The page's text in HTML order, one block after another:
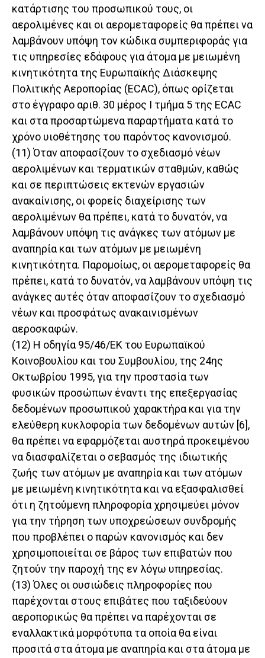
κατάρτισης του προσωπικού τους, οι
αερολιμένες και οι αερομεταφορείς θα πρέπει να
λαμβάνουν υπόψη τον κώδικα συμπεριφοράς για
τις υπηρεσίες εδάφους για άτομα με μειωμένη
κινητικότητα της Ευρωπαϊκής Διάσκεψης
Πολιτικής Αεροπορίας (ECAC), όπως ορίζεται
στο έγγραφο αριθ. 30 μέρος I τμήμα 5 της ECAC
και στα προσαρτώμενα παραρτήματα κατά το
χρόνο υιοθέτησης του παρόντος κανονισμού.
(11) Όταν αποφασίζουν το σχεδιασμό νέων
αερολιμένων και τερματικών σταθμών, καθώς
και σε περιπτώσεις εκτενών εργασιών
ανακαίνισης, οι φορείς διαχείρισης των
αερολιμένων θα πρέπει, κατά το δυνατόν, να
λαμβάνουν υπόψη τις ανάγκες των ατόμων με
αναπηρία και των ατόμων με μειωμένη
κινητικότητα. Παρομοίως, οι αερομεταφορείς θα
πρέπει, κατά το δυνατόν, να λαμβάνουν υπόψη τις
ανάγκες αυτές όταν αποφασίζουν το σχεδιασμό
νέων και προσφάτως ανακαινισμένων
αεροσκαφών.
(12) Η οδηγία 95/46/ΕΚ του Ευρωπαϊκού
Κοινοβουλίου και του Συμβουλίου, της 24ης
Οκτωβρίου 1995, για την προστασία των
φυσικών προσώπων έναντι της επεξεργασίας
δεδομένων προσωπικού χαρακτήρα και για την
ελεύθερη κυκλοφορία των δεδομένων αυτών [6],
θα πρέπει να εφαρμόζεται αυστηρά προκειμένου
να διασφαλίζεται ο σεβασμός της ιδιωτικής
ζωής των ατόμων με αναπηρία και των ατόμων
με μειωμένη κινητικότητα και να εξασφαλισθεί
ότι η ζητούμενη πληροφορία χρησιμεύει μόνον
για την τήρηση των υποχρεώσεων συνδρομής
που προβλέπει ο παρών κανονισμός και δεν
χρησιμοποιείται σε βάρος των επιβατών που
ζητούν την παροχή της εν λόγω υπηρεσίας.
(13) Όλες οι ουσιώδεις πληροφορίες που
παρέχονται στους επιβάτες που ταξιδεύουν
αεροπορικώς θα πρέπει να παρέχονται σε
εναλλακτικά μορφότυπα τα οποία θα είναι
προσιτά στα άτομα με αναπηρία και στα άτομα με